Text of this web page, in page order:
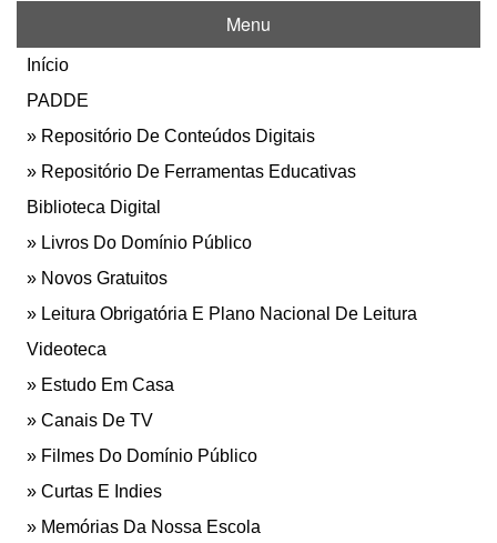
Menu
Início
PADDE
Repositório De Conteúdos Digitais
Repositório De Ferramentas Educativas
Biblioteca Digital
Livros Do Domínio Público
Novos Gratuitos
Leitura Obrigatória E Plano Nacional De Leitura
Videoteca
Estudo Em Casa
Canais De TV
Filmes Do Domínio Público
Curtas E Indies
Memórias Da Nossa Escola